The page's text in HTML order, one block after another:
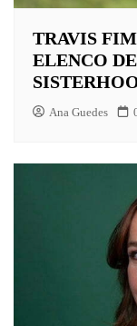
TRAVIS
ELENCO
Ana Guedes